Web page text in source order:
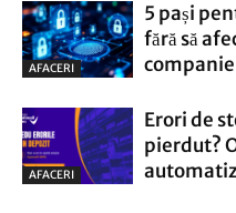
AFACERI
5 pași
fără să
AFACERI
Erori de
pierdut?